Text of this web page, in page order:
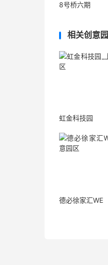
8号桥六期
相关创意园
虹金科技园
德必徐家汇WE